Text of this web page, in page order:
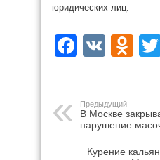
юридических лиц.
VK
Предыдущий
В Москве
нарушение
Курение